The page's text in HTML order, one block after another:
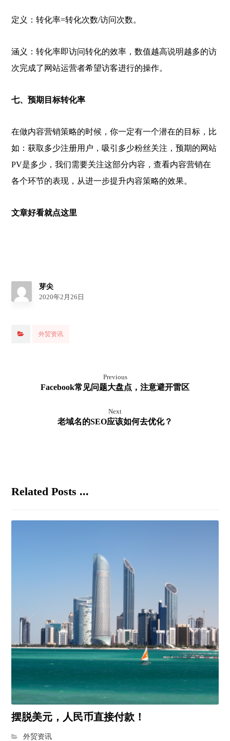
定义：转化率=转化次数/访问次数。
涵义：转化率即访问转化的效率，数值越高说明越多的访
次完成了网站运营者希望访客进行的操作。
七、预期目标转化率
在做内容营销策略的时候，你一定有一个潜在的目标，比
如：获取多少注册用户，吸引多少粉丝关注，预期的网站
PV是多少，我们需要关注这部分内容，查看内容营销在
各个环节的表现，从进一步提升内容策略的效果。
文章好看就点这里
芽尖
2020年2月26日
外贸资讯
Previous
Facebook常见问题大盘点，注意避开雷区
Next
老域名的SEO应该如何去优化？
Related Posts ...
摆脱美元，人民币直接付款！
外贸资讯